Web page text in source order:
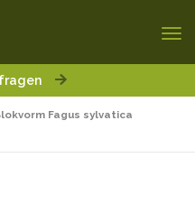
Fagus sylvatica